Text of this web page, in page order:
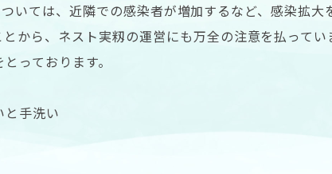
いては、近隣での感染者が増加するなど、感染拡
から、ネスト実籾の運営にも万全の注意を払ってい
っております。
と手洗い